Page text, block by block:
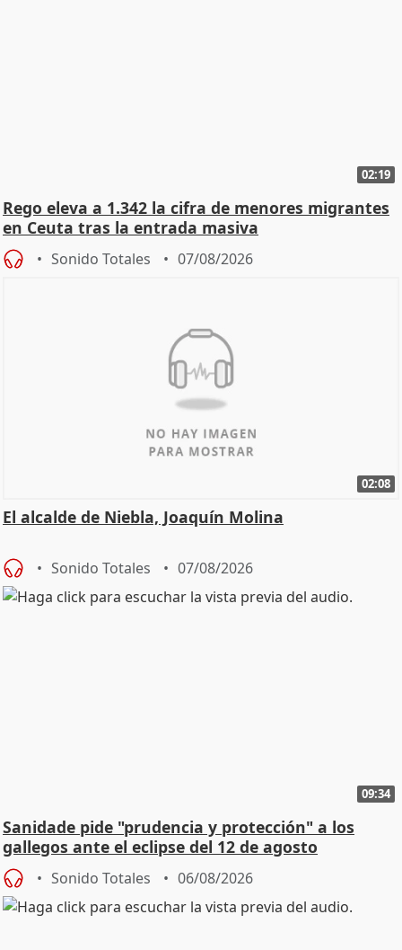
02:19
Rego eleva a 1.342 la cifra de menores migrantes
en Ceuta tras la entrada masiva
Sonido Totales 07/08/2026
02:08
El alcalde de Niebla, Joaquín Molina
Sonido Totales 07/08/2026
09:34
Sanidade pide "prudencia y protección" a los
gallegos ante el eclipse del 12 de agosto
Sonido Totales 06/08/2026